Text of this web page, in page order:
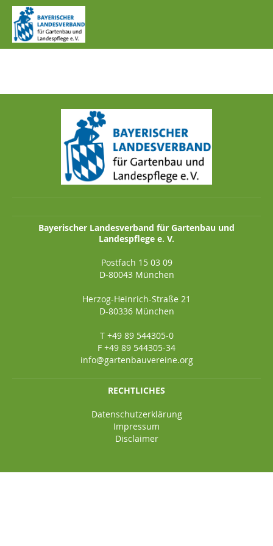
IMG_0987.JPG
Bayerischer Landesverband für Gartenbau und
Landespflege e. V.
Postfach 15 03 09
D-80043 München
Herzog-Heinrich-Straße 21
D-80336 München
T +49 89 544305-0
F +49 89 544305-34
info@gartenbauvereine.org
RECHTLICHES
Datenschutzerklärung
Impressum
Disclaimer